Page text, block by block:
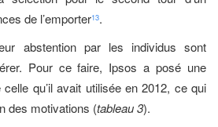
de l’emporter13.
abstention par les individus sont
Pour ce faire, Ipsos a posé une
qu’il avait utilisée en 2012, ce qui
des motivations (tableau 3).